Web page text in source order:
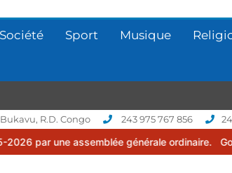
Société Sport Musique
Bukavu, R.D. Congo 243 975 767 856
générale ordinaire. Goma : Vétérans